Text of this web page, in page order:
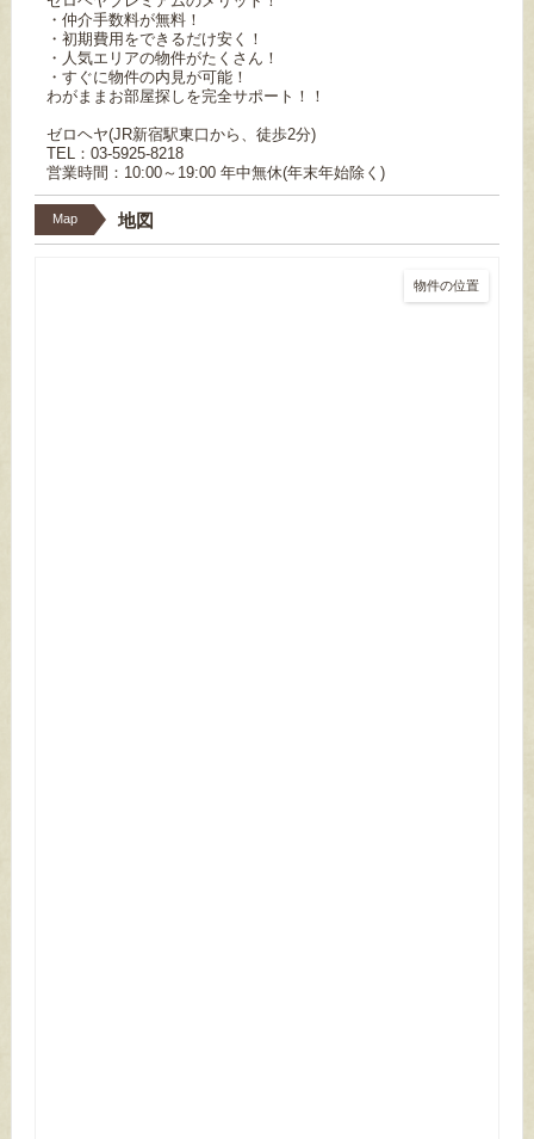
・仲介手数料が無料！
・初期費用をできるだけ安く！
・人気エリアの物件がたくさん！
・すぐに物件の内見が可能！
わがままお部屋探しを完全サポート！！
ゼロヘヤ(JR新宿駅東口から、徒歩2分)
TEL：03-5925-8218
営業時間：10:00～19:00 年中無休(年末年始除く)
Map 地図
物件の位置